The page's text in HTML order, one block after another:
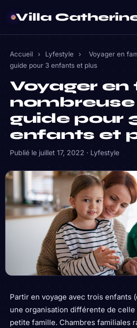
Villa
Accueil › Lyfestyle ›
Voyager en
guide pour 3 enfants et plus
Voyager en
nombreuse
guide pour
enfants et
Publié le juillet 17, 2022 · Lyfestyle
Partir en voyage avec trois enfants
une organisation différente de celle
petite famille. Chambres familiales